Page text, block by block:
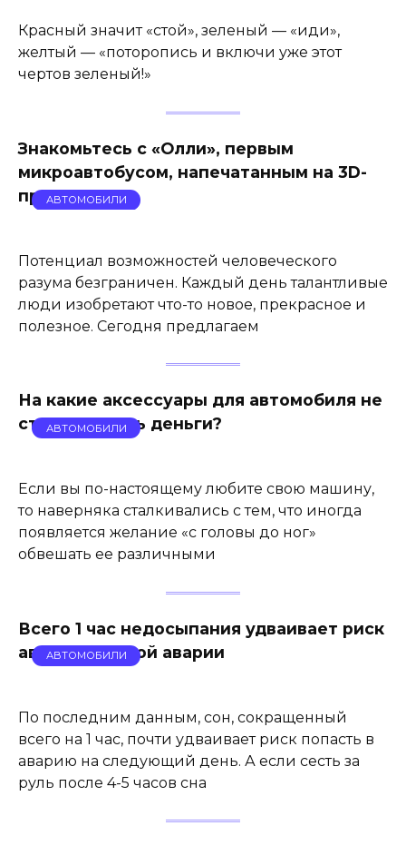
Красный значит «стой», зеленый — «иди»,
желтый — «поторопись и включи уже этот
чертов зеленый!»
Знакомьтесь с «Олли», первым
микроавтобусом, напечатанным на 3D-
принтере
АВТОМОБИЛИ
Потенциал возможностей человеческого
разума безграничен. Каждый день талантливые
люди изобретают что-то новое, прекрасное и
полезное. Сегодня предлагаем
На какие аксессуары для автомобиля не
стоит тратить деньги?
АВТОМОБИЛИ
Если вы по-настоящему любите свою машину,
то наверняка сталкивались с тем, что иногда
появляется желание «с головы до ног»
обвешать ее различными
Всего 1 час недосыпания удваивает риск
автомобильной аварии
АВТОМОБИЛИ
По последним данным, сон, сокращенный
всего на 1 час, почти удваивает риск попасть в
аварию на следующий день. А если сесть за
руль после 4-5 часов сна